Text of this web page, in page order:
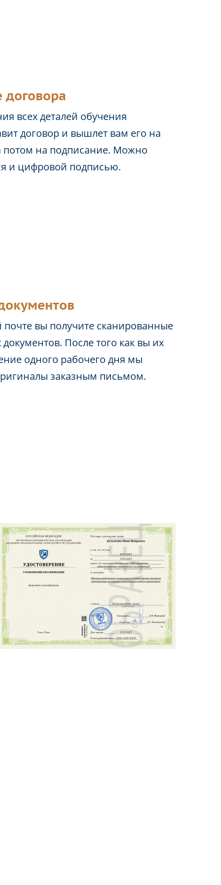
договора
всех деталей обучения
договор и вышлет вам его на
потом на подписание. Можно
и цифровой подписью.
почте вы получите сканированные
После того как вы их
одного рабочего дня мы
заказным письмом.